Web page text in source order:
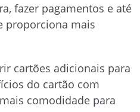
fazer pagamentos e até
proporciona mais
cartões adicionais para
do cartão com
comodidade para